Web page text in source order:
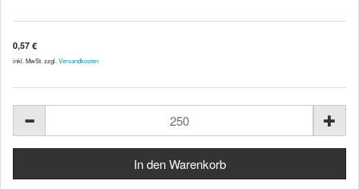
0,57 €
inkl. MwSt. zzgl. Versandkosten